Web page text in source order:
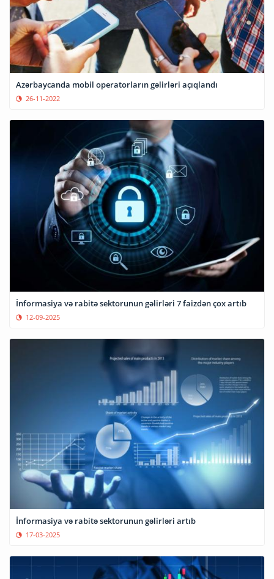
Azərbaycanda mobil operatorların gəlirləri açıqlandı
26-11-2022
İnformasiya və rabitə sektorunun gəlirləri 7 faizdən çox artıb
12-09-2025
İnformasiya və rabitə sektorunun gəlirləri artıb
17-03-2025